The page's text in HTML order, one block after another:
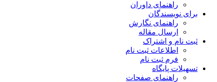
راهنمای داوران
برای نویسندگان
راهنمای نگارش
ارسال مقاله
ثبت نام و اشتراک
اطلاعات ثبت نام
فرم ثبت نام
تسهیلات پایگاه
راهنمای صفحات